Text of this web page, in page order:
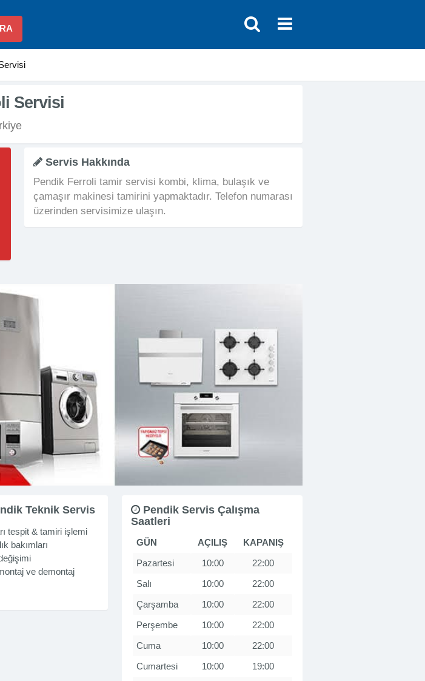
Servisi
Servis Hakkında
Pendik Ferroli tamir servisi kombi, klima, bulaşık ve
çamaşır makinesi tamirini yapmaktadır. Telefon numarası
üzerinden servisimize ulaşın.
Teknik Servis
tespit & tamiri işlemi
bakımları
ve demontaj
Pendik Servis Çalışma
Saatleri
GÜN AÇILIŞ
KAPANIŞ
Pazartesi
10:00
22:00
Salı
10:00
22:00
Çarşamba
10:00
22:00
Perşembe
10:00
22:00
Cuma
10:00
22:00
Cumartesi
10:00
19:00